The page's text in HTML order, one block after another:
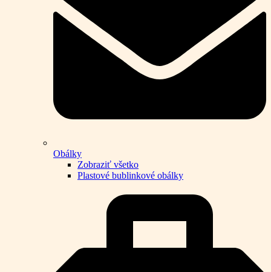
Obálky
Zobraziť všetko
Plastové bublinkové obálky